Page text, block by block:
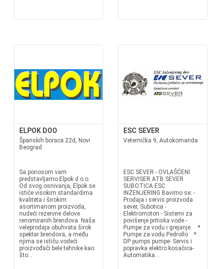
ELPOK DOO
Španskih boraca 22d, Novi
Beograd
Sa ponosom vam
predstavljamo Elpok d.o.o.
Od svog osnivanja, Elpok se
ističe visokim standardima
kvaliteta i širokim
asortimanom proizvoda,
nudeći rezervne delove
renomiranih brendova. Naša
veleprodaja obuhvata širok
spektar brendova, a među
njima se ističu vodeći
proizvođači bele tehnike kao
što...
ESC SEVER
Veternička 9, Autokomanda
ESC SEVER - OVLAŠĆENI
SERVISER ATB SEVER
SUBOTICA ESC
INŽENJERING Bavimo se: -
Prodaja i servis proizvoda
sever, Subotica -
Elektromotori - Sistemi za
povišenje pritiska vode -
Pumpe za vodu i grejanje: *
Pumpe za vodu Pedrollo *
DP pumps pumpe- Servis i
popravka elektro kosačica-
Automatika...